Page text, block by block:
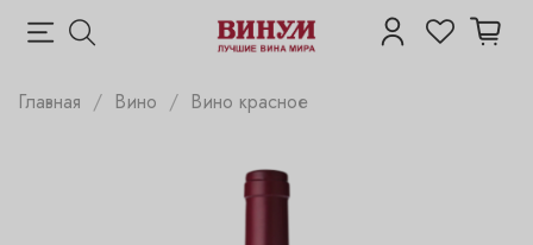
Главная Вино Вино красное